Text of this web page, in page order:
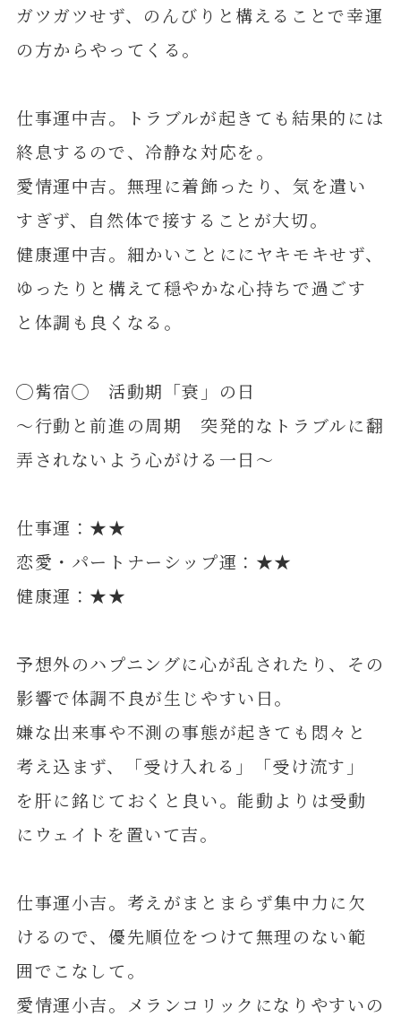
ガツガツせず、のんびりと構えることで幸運
の方からやってくる。
仕事運中吉。トラブルが起きても結果的には
終息するので、冷静な対応を。
愛情運中吉。無理に着飾ったり、気を遣い
すぎず、自然体で接することが大切。
健康運中吉。細かいことににヤキモキせず、
ゆったりと構えて穏やかな心持ちで過ごす
と体調も良くなる。
◯觜宿◯ 活動期「衰」の日
～行動と前進の周期 突発的なトラブルに翻
弄されないよう心がける一日～
仕事運：★★
恋愛・パートナーシップ運：★★
健康運：★★
予想外のハプニングに心が乱されたり、その
影響で体調不良が生じやすい日。
嫌な出来事や不測の事態が起きても悶々と
考え込まず、「受け入れる」「受け流す」
を肝に銘じておくと良い。能動よりは受動
にウェイトを置いて吉。
仕事運小吉。考えがまとまらず集中力に欠
けるので、優先順位をつけて無理のない範
囲でこなして。
愛情運小吉。メランコリックになりやすいの